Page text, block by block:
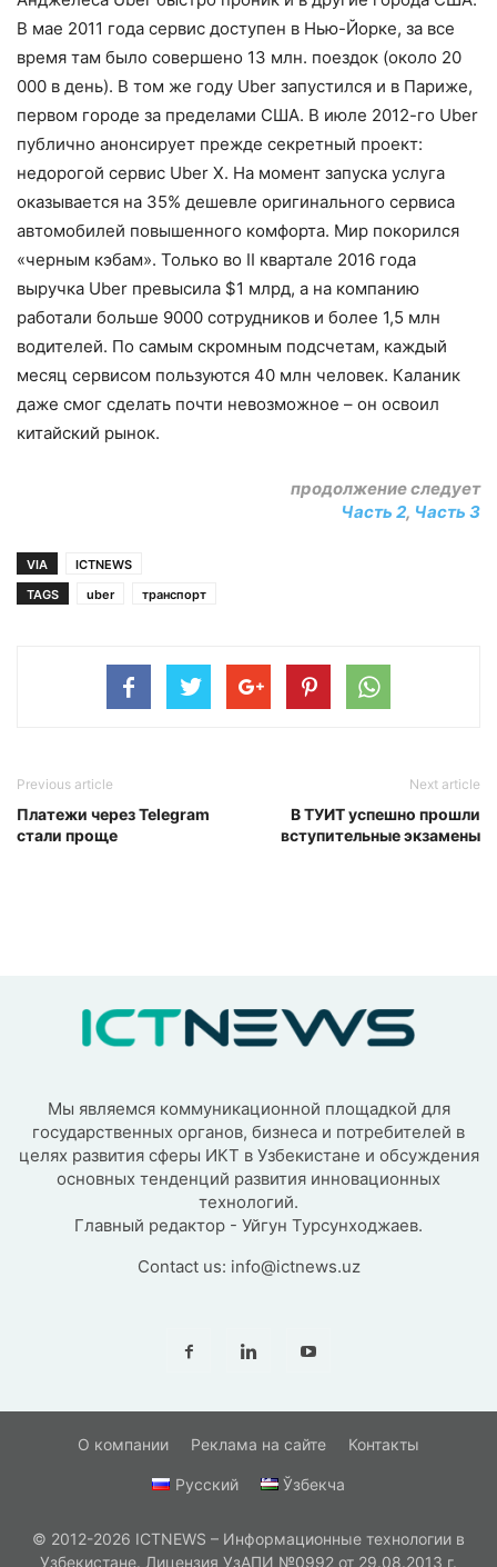
В мае 2011 года сервис доступен в Нью-Йорке, за все
время там было совершено 13 млн. поездок (около 20
000 в день). В том же году Uber запустился и в Париже,
первом городе за пределами США. В июле 2012-го Uber
публично анонсирует прежде секретный проект:
недорогой сервис Uber X. На момент запуска услуга
оказывается на 35% дешевле оригинального сервиса
автомобилей повышенного комфорта. Мир покорился
«черным кэбам». Только во II квартале 2016 года
выручка Uber превысила $1 млрд, а на компанию
работали больше 9000 сотрудников и более 1,5 млн
водителей. По самым скромным подсчетам, каждый
месяц сервисом пользуются 40 млн человек. Каланик
даже смог сделать почти невозможное – он освоил
китайский рынок.
продолжение следует
Часть 2, Часть 3
VIA
ICTNEWS
TAGS
uber транспорт
Previous article
Платежи через Telegram
стали проще
Next article
В ТУИТ успешно прошли
вступительные экзамены
Мы являемся коммуникационной площадкой для
государственных органов, бизнеса и потребителей в
целях развития сферы ИКТ в Узбекистане и обсуждения
основных тенденций развития инновационных
технологий.
Главный редактор - Уйгун Турсунходжаев.
Contact us: info@ictnews.uz
О компании Реклама на сайте Контакты
Русский Ўзбекча
© 2012-2026 ICTNEWS – Информационные технологии в
Узбекистане. Лицензия УзАПИ №0992 от 29.08.2013 г.